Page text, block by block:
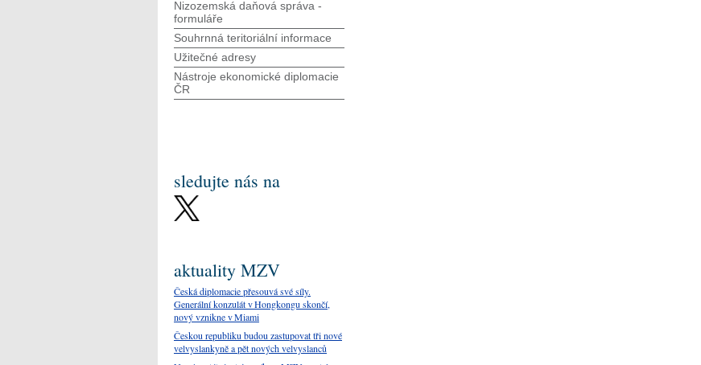
Nizozemská daňová správa -
formuláře
Souhrnná teritoriální informace
Užitečné adresy
Nástroje ekonomické diplomacie
ČR
sledujte nás na
aktuality MZV
Česká diplomacie přesouvá své síly.
Generální konzulát v Hongkongu skončí,
nový vznikne v Miami
Českou republiku budou zastupovat tři nové
velvyslankyně a pět nových velvyslanců